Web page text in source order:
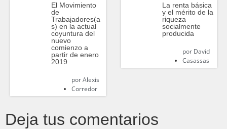
El Movimiento
de
Trabajadores(a
s) en la actual
coyuntura del
nuevo
comienzo a
partir de enero
2019
porAlexis
Corredor
La renta básica
y el mérito de la
riqueza
socialmente
producida
porDavid
Casassas
Deja tus comentarios